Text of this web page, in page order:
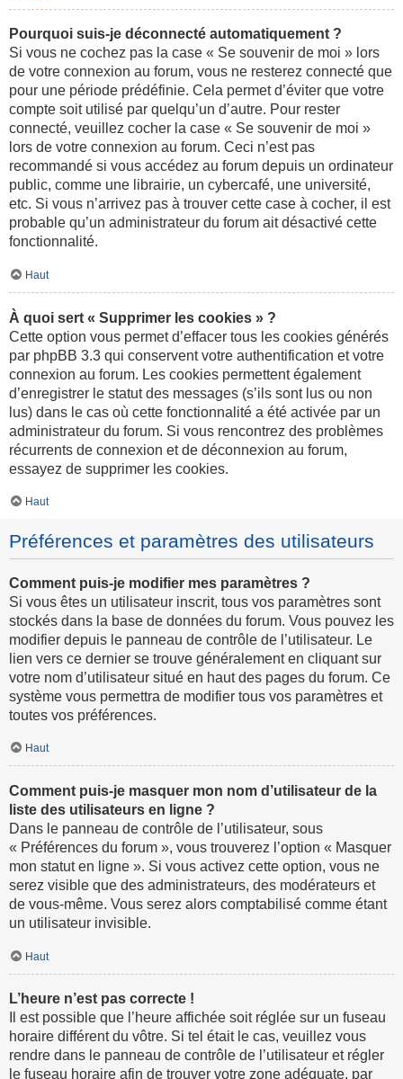
Pourquoi suis-je déconnecté automatiquement ?
Si vous ne cochez pas la case « Se souvenir de moi » lors
de votre connexion au forum, vous ne resterez connecté que
pour une période prédéfinie. Cela permet d’éviter que votre
compte soit utilisé par quelqu’un d’autre. Pour rester
connecté, veuillez cocher la case « Se souvenir de moi »
lors de votre connexion au forum. Ceci n’est pas
recommandé si vous accédez au forum depuis un ordinateur
public, comme une librairie, un cybercafé, une université,
etc. Si vous n’arrivez pas à trouver cette case à cocher, il est
probable qu’un administrateur du forum ait désactivé cette
fonctionnalité.
Haut
À quoi sert « Supprimer les cookies » ?
Cette option vous permet d’effacer tous les cookies générés
par phpBB 3.3 qui conservent votre authentification et votre
connexion au forum. Les cookies permettent également
d’enregistrer le statut des messages (s’ils sont lus ou non
lus) dans le cas où cette fonctionnalité a été activée par un
administrateur du forum. Si vous rencontrez des problèmes
récurrents de connexion et de déconnexion au forum,
essayez de supprimer les cookies.
Haut
Préférences et paramètres des utilisateurs
Comment puis-je modifier mes paramètres ?
Si vous êtes un utilisateur inscrit, tous vos paramètres sont
stockés dans la base de données du forum. Vous pouvez les
modifier depuis le panneau de contrôle de l’utilisateur. Le
lien vers ce dernier se trouve généralement en cliquant sur
votre nom d’utilisateur situé en haut des pages du forum. Ce
système vous permettra de modifier tous vos paramètres et
toutes vos préférences.
Haut
Comment puis-je masquer mon nom d’utilisateur de la
liste des utilisateurs en ligne ?
Dans le panneau de contrôle de l’utilisateur, sous
« Préférences du forum », vous trouverez l’option « Masquer
mon statut en ligne ». Si vous activez cette option, vous ne
serez visible que des administrateurs, des modérateurs et
de vous-même. Vous serez alors comptabilisé comme étant
un utilisateur invisible.
Haut
L’heure n’est pas correcte !
Il est possible que l’heure affichée soit réglée sur un fuseau
horaire différent du vôtre. Si tel était le cas, veuillez vous
rendre dans le panneau de contrôle de l’utilisateur et régler
le fuseau horaire afin de trouver votre zone adéquate, par